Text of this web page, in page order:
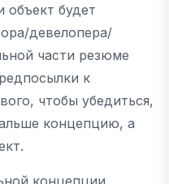
объект будет
девелопера/
части резюме
к
чтобы убедиться,
концепцию, а
концепции